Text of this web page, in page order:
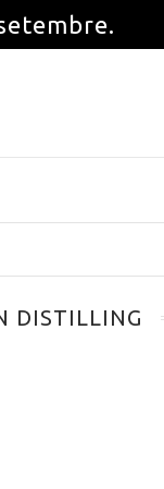
DISTILLING